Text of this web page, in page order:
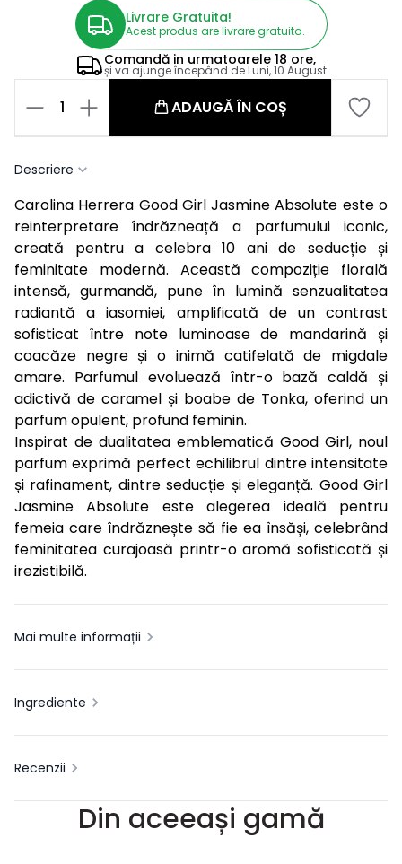
Livrare Gratuita!
Acest produs are livrare gratuita.
Comandă in urmatoarele 18 ore,
și va ajunge începând deLuni, 10 August
1 ADAUGĂ ÎN COȘ
Descriere
Carolina Herrera Good Girl Jasmine Absolute este o
reinterpretare îndrăzneață a parfumului iconic,
creată pentru a celebra 10 ani de seducție și
feminitate modernă. Această compoziție florală
intensă, gurmandă, pune în lumină senzualitatea
radiantă a iasomiei, amplificată de un contrast
sofisticat între note luminoase de mandarină și
coacăze negre și o inimă catifelată de migdale
amare. Parfumul evoluează într-o bază caldă și
adictivă de caramel și boabe de Tonka, oferind un
parfum opulent, profund feminin.
Inspirat de dualitatea emblematică Good Girl, noul
parfum exprimă perfect echilibrul dintre intensitate
și rafinament, dintre seducție și eleganță. Good Girl
Jasmine Absolute este alegerea ideală pentru
femeia care îndrăznește să fie ea însăși, celebrând
feminitatea curajoasă printr-o aromă sofisticată și
irezistibilă.
Mai multe informații
Ingrediente
Recenzii
Din aceeași gamă